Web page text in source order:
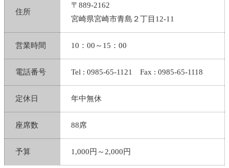
フローランテ宮崎を散策
シェラトン・グランデ・オーシャンリゾート（宮
DAY７
ホテル内”風待ちテラス”のレタールームで手紙
飛行機で宮崎→羽田に移動、帰宅！
住所
〒889-2162
宮崎県宮崎市青島２丁目12-11
営業時間 10：00～15：00
電話番号 Tel : 0985-65-1121 Fax : 0985-65-1118
定休日 年中無休
座席数 88席
予算 1,000円～2,000円